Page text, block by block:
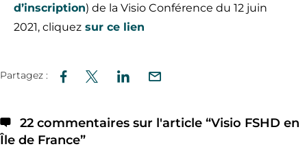
d’inscription) de la Visio Conférence du 12 juin
2021, cliquez sur ce lien
Partagez :
22 commentaires sur l'article “Visio FSHD en
Île de France”